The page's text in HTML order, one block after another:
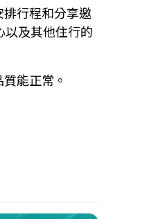
行程和分享邀
以及其他住行的
能正常。